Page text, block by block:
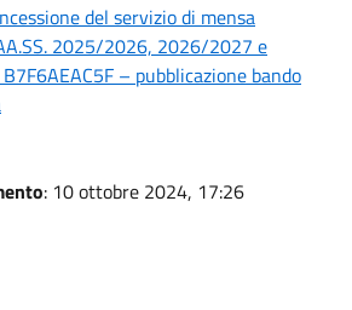
del servizio di mensa
2025/2026, 2026/2027 e
– pubblicazione bando
: 10 ottobre 2024, 17:26